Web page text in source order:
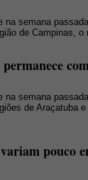
na semana
de Campinas,
na semana
de Araçatuba
pouco